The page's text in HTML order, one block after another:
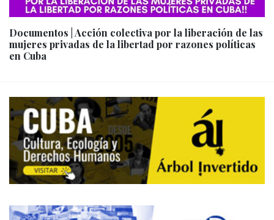
Documentos | Acción colectiva por la liberación de las
mujeres privadas de la libertad por razones políticas
en Cuba